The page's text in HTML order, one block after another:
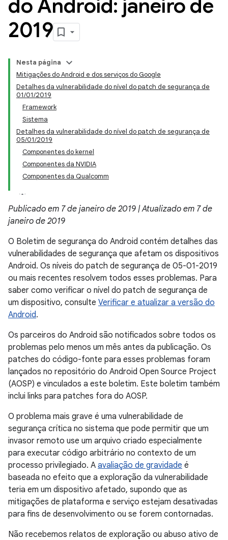
do Android: janeiro de
2019
Nesta página
Mitigações do Android e dos serviços do Google
Detalhes da vulnerabilidade do nível do patch de segurança de
01/01/2019
Framework
Sistema
Detalhes da vulnerabilidade do nível do patch de segurança de
05/01/2019
Componentes do kernel
Componentes da NVIDIA
Componentes da Qualcomm
Publicado em 7 de janeiro de 2019 | Atualizado em 7 de
janeiro de 2019
O Boletim de segurança do Android contém detalhes das
vulnerabilidades de segurança que afetam os dispositivos
Android. Os níveis do patch de segurança de 05-01-2019
ou mais recentes resolvem todos esses problemas. Para
saber como verificar o nível do patch de segurança de
um dispositivo, consulte Verificar e atualizar a versão do
Android.
Os parceiros do Android são notificados sobre todos os
problemas pelo menos um mês antes da publicação. Os
patches do código-fonte para esses problemas foram
lançados no repositório do Android Open Source Project
(AOSP) e vinculados a este boletim. Este boletim também
inclui links para patches fora do AOSP.
O problema mais grave é uma vulnerabilidade de
segurança crítica no sistema que pode permitir que um
invasor remoto use um arquivo criado especialmente
para executar código arbitrário no contexto de um
processo privilegiado. A avaliação de gravidade é
baseada no efeito que a exploração da vulnerabilidade
teria em um dispositivo afetado, supondo que as
mitigações de plataforma e serviço estejam desativadas
para fins de desenvolvimento ou se forem contornadas.
Não recebemos relatos de exploração ou abuso ativo de